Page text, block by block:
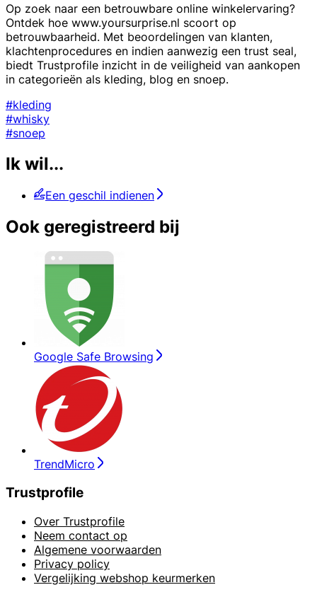
Op zoek naar een betrouwbare online winkelervaring?
Ontdek hoe www.yoursurprise.nl scoort op
betrouwbaarheid. Met beoordelingen van klanten,
klachtenprocedures en indien aanwezig een trust seal,
biedt Trustprofile inzicht in de veiligheid van aankopen
in categorieën als kleding, blog en snoep.
#kleding
#whisky
#snoep
Ik wil...
Een geschil indienen
Ook geregistreerd bij
Google Safe Browsing
TrendMicro
Trustprofile
Over Trustprofile
Neem contact op
Algemene voorwaarden
Privacy policy
Vergelijking webshop keurmerken